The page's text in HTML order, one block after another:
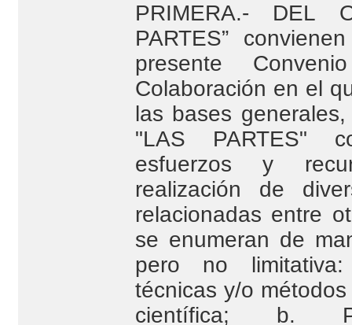
PRIMERA.- DEL
PARTES”
presente
Colaboración en el
las bases
"LAS PARTES"
esfuerzos y
realización de
relacionadas entre
se enumeran de
pero no
técnicas y/o
científica; b.